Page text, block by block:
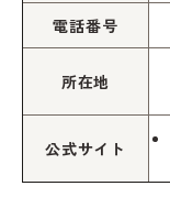
電話番号
所在地
公式サイト